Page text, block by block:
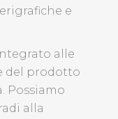
e
alle
del prodotto
Possiamo
alla